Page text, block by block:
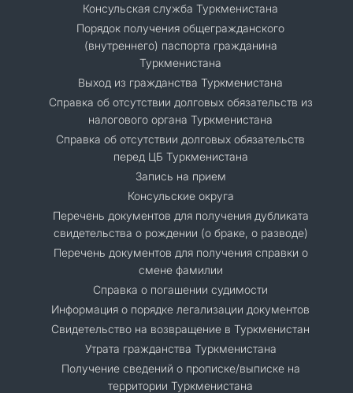
Консульская служба Туркменистана
Порядок получения общегражданского
(внутреннего) паспорта гражданина
Туркменистана
Выход из гражданства Туркменистана
Справка об отсутствии долговых обязательств из
налогового органа Туркменистана
Справка об отсутствии долговых обязательств
перед ЦБ Туркменистана
Запись на прием
Консульские округа
Перечень документов для получения дубликата
свидетельства о рождении (о браке, о разводе)
Перечень документов для получения справки о
смене фамилии
Справка о погашении судимости
Информация о порядке легализации документов
Cвидетельство на возвращение в Туркменистан
Утрата гражданства Туркменистана
Получение сведений о прописке/выписке на
территории Туркменистана